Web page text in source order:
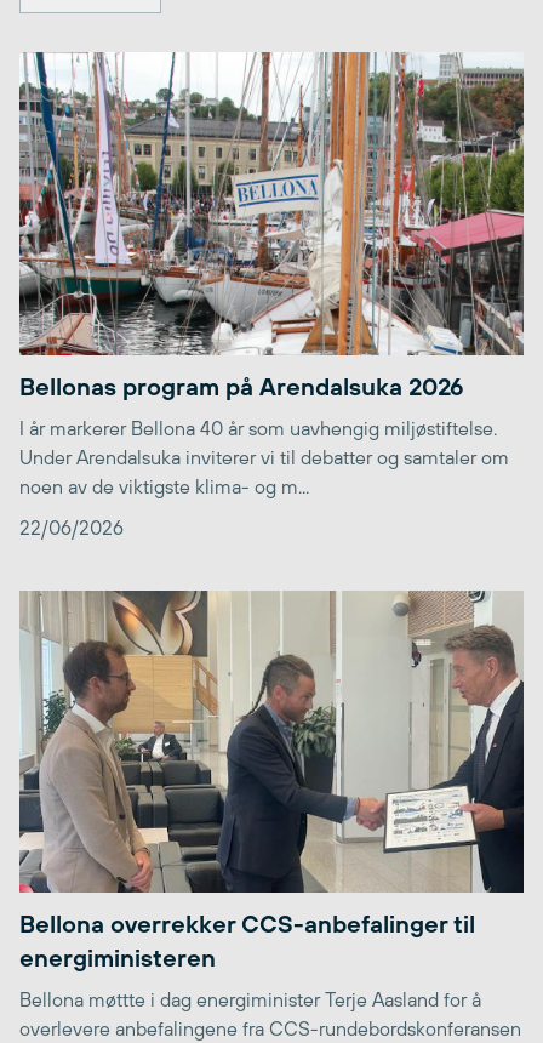
Bellonas program på Arendalsuka 2026
I år markerer Bellona 40 år som uavhengig miljøstiftelse.
Under Arendalsuka inviterer vi til debatter og samtaler om
noen av de viktigste klima- og m...
22/06/2026
Bellona overrekker CCS-anbefalinger til
energiministeren
Bellona møttte i dag energiminister Terje Aasland for å
overlevere anbefalingene fra CCS-rundebordskonferansen